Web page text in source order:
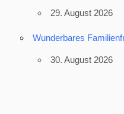
29. August 2026
Wunderbares
30. August 2026